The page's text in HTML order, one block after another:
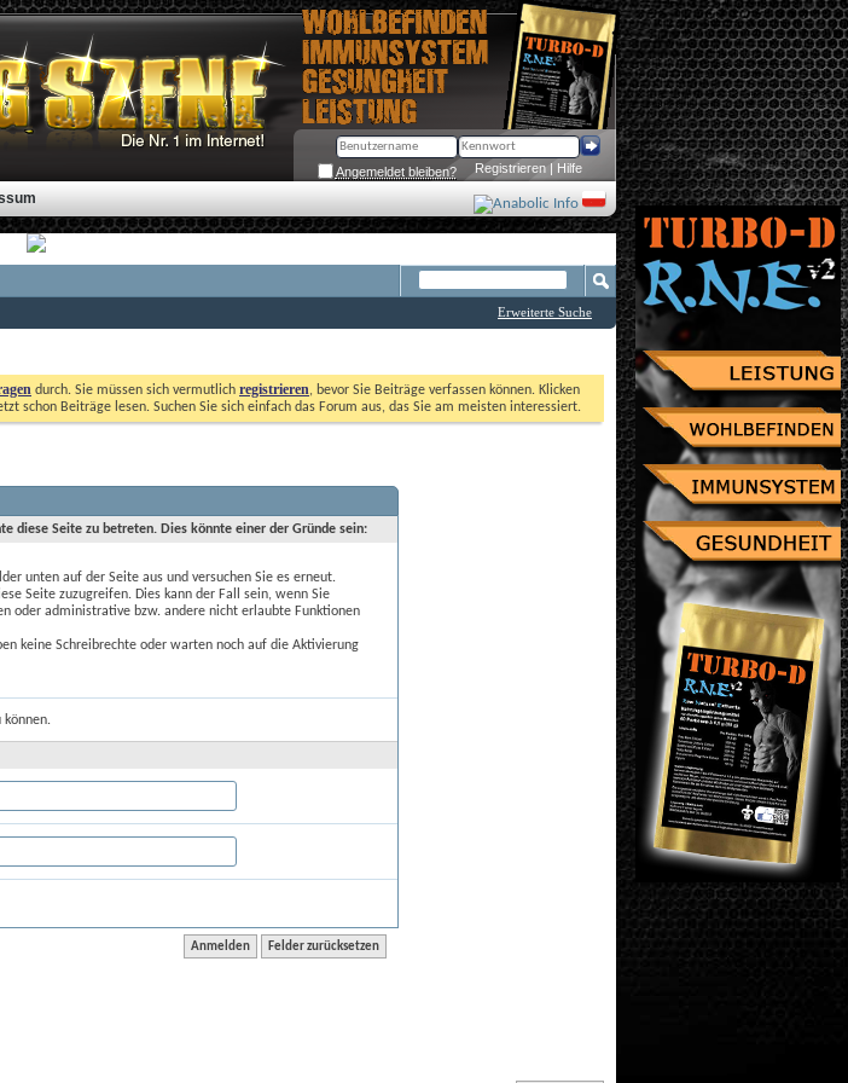
Angemeldet bleiben? Registrieren | Hilfe
Erweiterte Suche
durch. Sie müssen sich vermutlich registrieren, bevor Sie Beiträge verfassen können. Klicken
schon Beiträge lesen. Suchen Sie sich einfach das Forum aus, das Sie am meisten interessiert.
diese Seite zu betreten. Dies könnte einer der Gründe sein:
unten auf der Seite aus und versuchen Sie es erneut.
Seite zuzugreifen. Dies kann der Fall sein, wenn Sie
oder administrative bzw. andere nicht erlaubte Funktionen
keine Schreibrechte oder warten noch auf die Aktivierung
können.